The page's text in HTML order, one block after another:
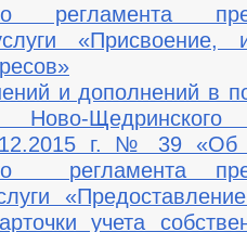
регламента
«Присвоение,
и дополнений в
Ново-
г. № 39 «Об
регламента
учета